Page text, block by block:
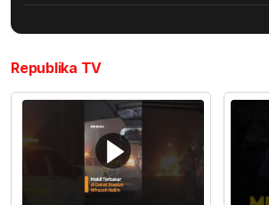
Republika TV